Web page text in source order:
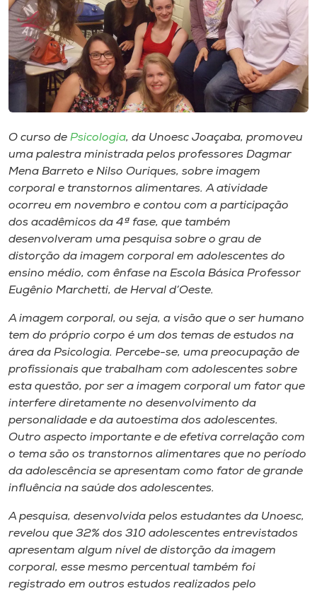
Museu
Unoesc
Store
Selecione
o idioma
A+
A-
O curso de Psicologia, da Unoesc Joaçaba, promoveu
uma palestra ministrada pelos professores Dagmar
Mena Barreto e Nilso Ouriques, sobre imagem
corporal e transtornos alimentares. A atividade
ocorreu em novembro e contou com a participação
dos acadêmicos da 4ª fase, que também
desenvolveram uma pesquisa sobre o grau de
distorção da imagem corporal em adolescentes do
ensino médio, com ênfase na Escola Básica Professor
Eugênio Marchetti, de Herval d’Oeste.
A imagem corporal, ou seja, a visão que o ser humano
tem do próprio corpo é um dos temas de estudos na
área da Psicologia. Percebe-se, uma preocupação de
profissionais que trabalham com adolescentes sobre
esta questão, por ser a imagem corporal um fator que
interfere diretamente no desenvolvimento da
personalidade e da autoestima dos adolescentes.
Outro aspecto importante e de efetiva correlação com
o tema são os transtornos alimentares que no período
da adolescência se apresentam como fator de grande
influência na saúde dos adolescentes.
A pesquisa, desenvolvida pelos estudantes da Unoesc,
revelou que 32% dos 310 adolescentes entrevistados
apresentam algum nível de distorção da imagem
corporal, esse mesmo percentual também foi
registrado em outros estudos realizados pelo